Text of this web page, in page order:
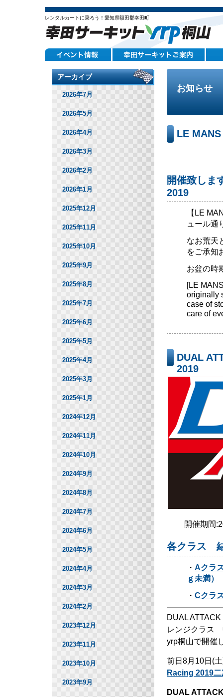
レンタルカートに乗ろう！愛知県額田郡幸田町
お知らせ
LE
開催致しま
2019
【LE
ュール通
なお荒天
をご承知
お盆の時
[LE
originally
case of
care of
DUAL
2019
レース
開催期間
各クラス
・ Aクラ
ｇ未満）
・ Cクラ
DUAL
レンジクラス
yrp桐山で開催
前日8月10日(土
Racing 2019二
DUAL
アーカイブ
2026年7月
2026年5月
2026年4月
2026年3月
2026年2月
2026年1月
2025年12月
2025年11月
2025年10月
2025年9月
2025年8月
2025年7月
2025年6月
2025年5月
2025年4月
2025年3月
2025年1月
2024年12月
2024年11月
2024年10月
2024年9月
2024年8月
2024年7月
2024年6月
2024年5月
2024年4月
2024年3月
2024年2月
2023年12月
2023年11月
2023年10月
2023年9月